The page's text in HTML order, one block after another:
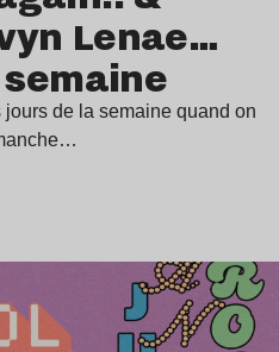
Lenae…
de la semaine quand on